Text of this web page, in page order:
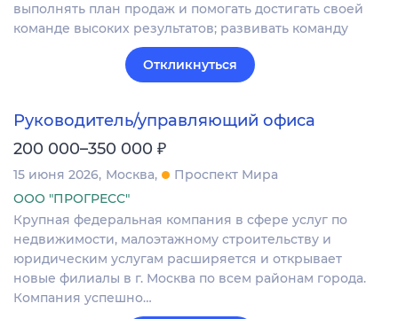
выполнять план продаж и помогать достигать своей
команде высоких результатов; развивать команду
Откликнуться
Руководитель/управляющий офиса
200 000–350 000 ₽
15 июня 2026 Москва
Проспект Мира
ООО "ПРОГРЕСС"
Крупная федеральная компания в сфере услуг по
недвижимости, малоэтажному строительству и
юридическим услугам расширяется и открывает
новые филиалы в г. Москва по всем районам города.
Компания успешно…